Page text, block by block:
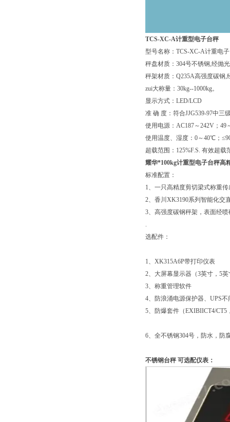
TCS-XC-A计重型电子台秤
型号名称：TCS-XC-A计重电
秤盘材质：304号不锈钢,经抛
秤架材质：Q235A高强度碳钢
zui大称量：30kg--1000kg。
显示方式：LED/LCD
准 确 度：符合JJG539-97中三
使用电源：AC187～242V；
使用温度、湿度：0～40℃；
超载范围：125%F.S. 有效超载
耀华*100kg计重型电子台秤高
标准配置：
1、一只高精度剪切梁式称重传
2、香川XK3190系列智能化交
3、高强度碳钢秤架，表面经
选配件：
1、XK315A6P带打印仪表
2、大屏幕显示器（3英寸，5
3、称重管理软件
4、防浪涌电源保护器、UPS不
5、防爆套件（EXIBIICT4/CT5
6、全不锈钢304号，防水，防
不锈钢台秤可选配仪表：